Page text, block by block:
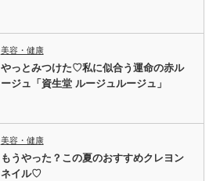
美容・健康
やっとみつけた♡私に似合う運命の赤ル
ージュ「資生堂 ルージュルージュ」
美容・健康
もうやった？この夏のおすすめクレヨン
ネイル♡